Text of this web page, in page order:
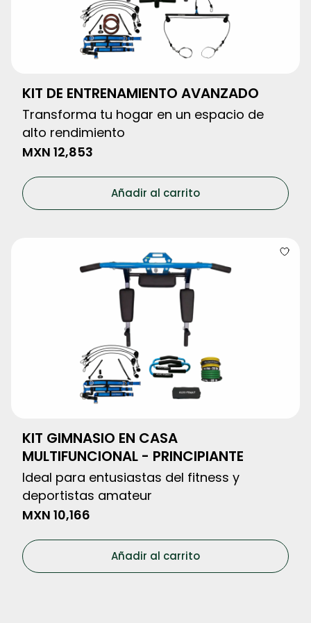
KIT DE ENTRENAMIENTO AVANZADO
Transforma tu hogar en un espacio de
alto rendimiento
MXN 12,853
Añadir al carrito
KIT GIMNASIO EN CASA
MULTIFUNCIONAL - PRINCIPIANTE
Ideal para entusiastas del fitness y
deportistas amateur
MXN 10,166
Añadir al carrito